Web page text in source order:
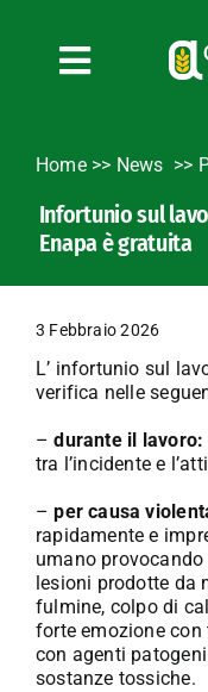
contenuto
Toggle
News
L’Agricoltore
Fotogallery
Lavora con noi
Contatti
Home>> News
Infortunio sul
Enapa è gratuita
3 Febbraio 2026
L’ infortunio sul
verifica nelle
–durante il lavoro:
tra l’incidente e
–per causa
rapidamente e
umano
lesioni prodotte da
fulmine, colpo di
forte emozione
con agenti
sostanze tossiche.